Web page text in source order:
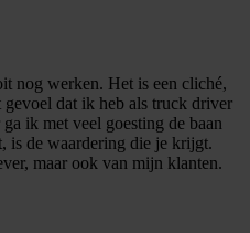
nog werken. Het is een cliché,
dat ik heb als truck driver
ik met veel goesting de baan
is de waardering die je krijgt.
maar ook van mijn klanten.